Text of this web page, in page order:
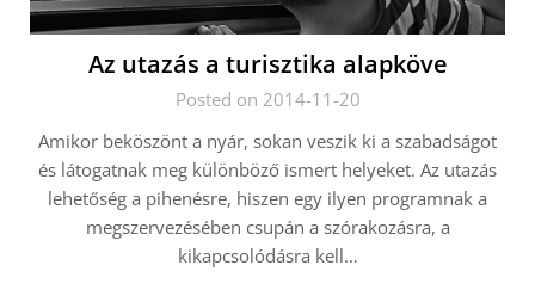
Az utazás a turisztika alapköve
Posted on 2014-11-20
Amikor beköszönt a nyár, sokan veszik ki a szabadságot
és látogatnak meg különböző ismert helyeket. Az utazás
lehetőség a pihenésre, hiszen egy ilyen programnak a
megszervezésében csupán a szórakozásra, a
kikapcsolódásra kell…